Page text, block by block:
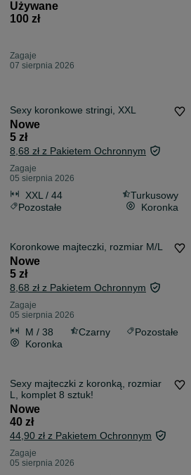
Używane
100 zł
Zagaje
07 sierpnia 2026
Sexy koronkowe stringi, XXL
Nowe
5 zł
8,68 zł z Pakietem Ochronnym
Zagaje
05 sierpnia 2026
XXL / 44
Turkusowy
Pozostałe
Koronka
Koronkowe majteczki, rozmiar M/L
Nowe
5 zł
8,68 zł z Pakietem Ochronnym
Zagaje
05 sierpnia 2026
M / 38 Czarny
Pozostałe
Koronka
Sexy majteczki z koronką, rozmiar
L, komplet 8 sztuk!
Nowe
40 zł
44,90 zł z Pakietem Ochronnym
Zagaje
05 sierpnia 2026